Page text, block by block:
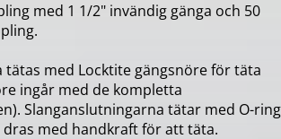
med 1 1/2" invändig gänga och 50
tätas med Locktite gängsnöre för täta
ingår med de kompletta
Slanganslutningarna tätar med O-ring
med handkraft för att täta.